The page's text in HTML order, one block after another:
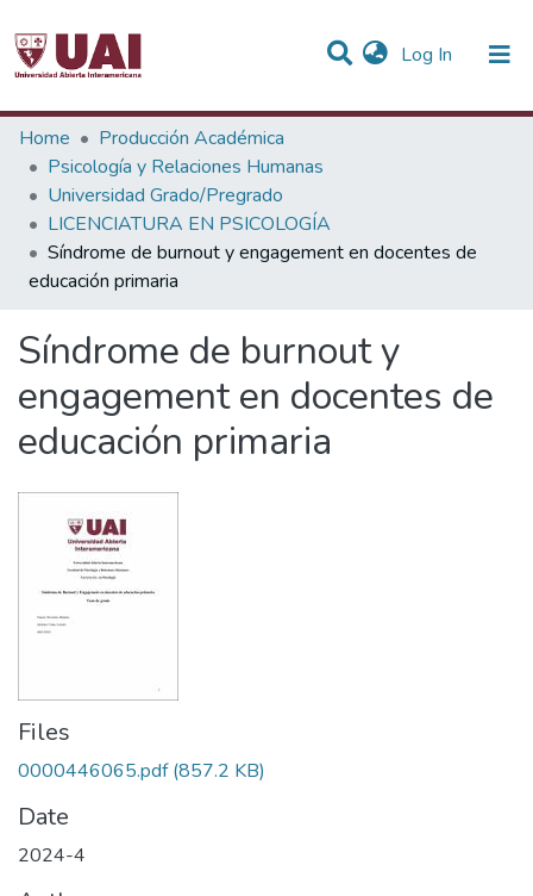
Log In (current)
Statistics
Communities & Collections
All of DSpace
Home
Producción Académica
Psicología y Relaciones Humanas
Universidad Grado/Pregrado
LICENCIATURA EN PSICOLOGÍA
Síndrome de burnout y engagement en docentes de
educación primaria
Síndrome de burnout y
engagement en docentes de
educación primaria
Files
0000446065.pdf (857.2 KB)
Date
2024-4